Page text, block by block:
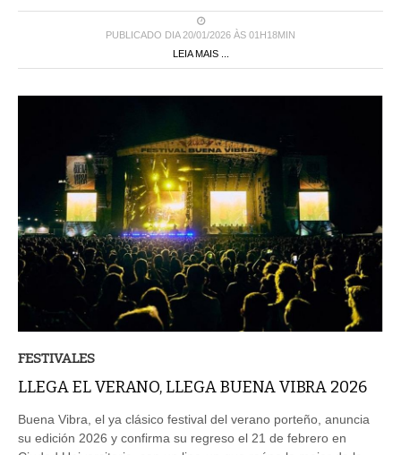
PUBLICADO DIA 20/01/2026 ÀS 01H18MIN
LEIA MAIS ...
FESTIVALES
LLEGA EL VERANO, LLEGA BUENA VIBRA 2026
Buena Vibra, el ya clásico festival del verano porteño, anuncia
su edición 2026 y confirma su regreso el 21 de febrero en